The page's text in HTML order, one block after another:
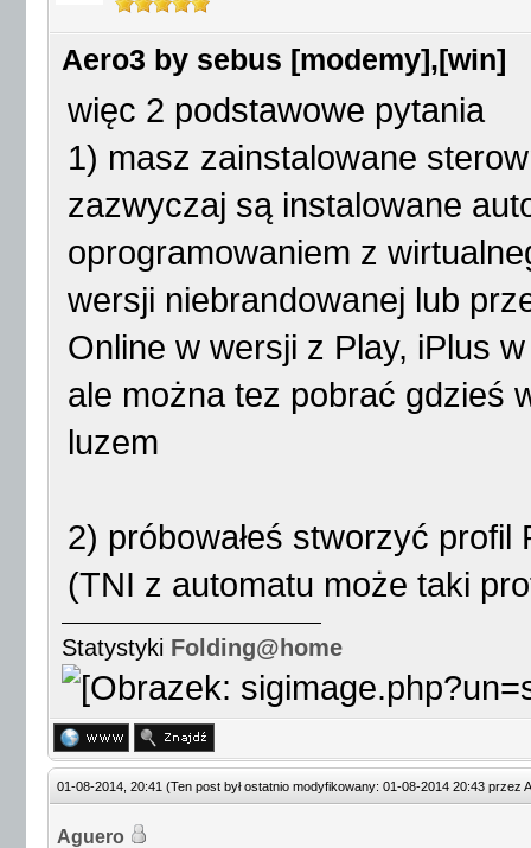
Aero3 by sebus [modemy],[win]
więc 2 podstawowe pytania
1) masz zainstalowane
zazwyczaj są instalowane
oprogramowaniem z
wersji niebrandowanej lub
Online w wersji z Play, iPlus
ale można tez pobrać gdzieś
luzem
2) próbowałeś stworzyć profil
(TNI z automatu może taki
Statystyki Folding@home
01-08-2014, 20:41 (Ten post był ostatnio modyfikowany: 01-08-2014 20:43 przez
Aguero